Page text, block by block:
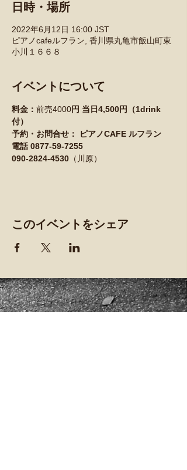
日時・場所
2022年6月12日 16:00 JST
ピアノcafeルフラン, 香川県丸亀市飯山町東
小川１６６８
イベントについて
料金： 前売4000円 当日4,500円（1drink
付）
予約・お問合せ： ピアノCAFE ルフラン
電話 0877-59-7255
090-2824-4530 （川原）
このイベントをシェア